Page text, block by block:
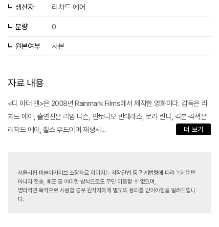
생산자 리차드 에어
분량 0
원본여부 사본
자료 내용
<디 아더 맨>은 2008년 Rainmark Films에서 제작한 영화이다. 감독은 리
차드 에어, 출연진은 리암 니슨, 안토니오 반데라스, 로라 린니, 각본·각색은
리처드 에어, 찰스 우드이며 재생시...
더 보기
서울시립 미술아카이브 소장자료 이미지는 저작권법 등 관계법령에 따라 복제뿐만
아니라 전송, 배포 등 어떠한 방식으로도 무단 이용할 수 없으며,
영리적인 목적으로 사용할 경우 원작자에게 별도의 동의를 받아야함을 알려드립니
다.